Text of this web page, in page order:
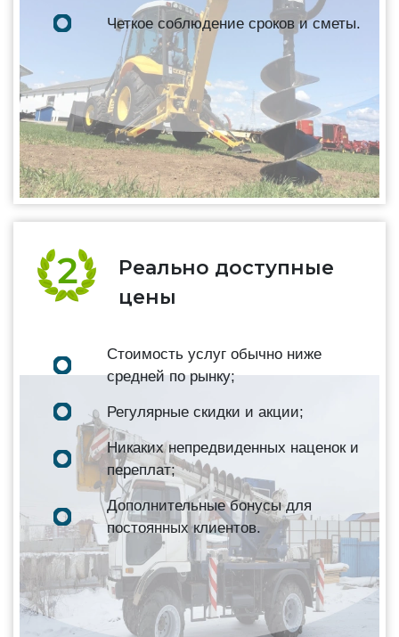
Четкое соблюдение сроков и сметы.
Реально доступные
цены
Стоимость услуг обычно ниже
средней по рынку;
Регулярные скидки и акции;
Никаких непредвиденных наценок и
переплат;
Дополнительные бонусы для
постоянных клиентов.